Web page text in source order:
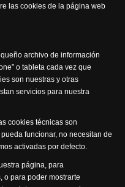
las cookies de la página web
archivo de información
o tableta cada vez que
son nuestras y otras
servicios para nuestra
cookies técnicas son
funcionar, no necesitan de
activadas por defecto.
página, para
o para poder mostrarte